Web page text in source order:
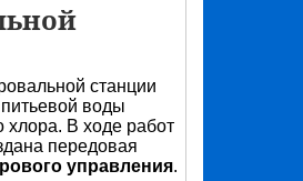
станции
воды
хлора. В ходе работ
передовая
управления.